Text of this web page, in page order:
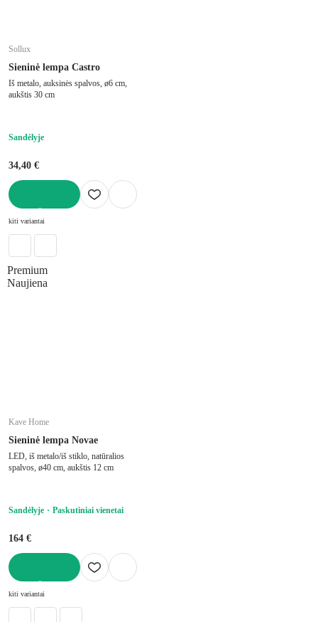
Sollux
Sieninė lempa Castro
Iš metalo, auksinės spalvos, ø6 cm,
aukštis 30 cm
Sandėlyje
34,40 €
kiti variantai
Premium
Naujiena
Kave Home
Sieninė lempa Novae
LED, iš metalo/iš stiklo, natūralios
spalvos, ø40 cm, aukštis 12 cm
Sandėlyje Paskutiniai vienetai
164 €
kiti variantai